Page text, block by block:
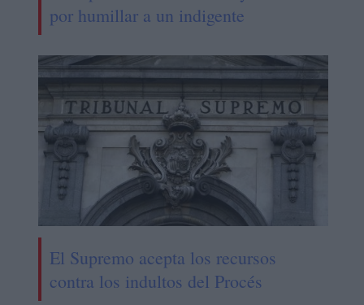
por humillar a un indigente
El Supremo acepta los recursos
contra los indultos del Procés